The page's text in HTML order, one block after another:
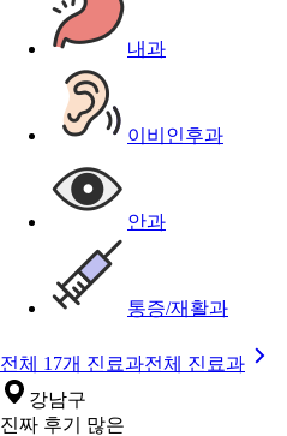
내과
이비인후과
안과
통증/재활과
전체 17개 진료과전체 진료과
강남구
진짜 후기 많은